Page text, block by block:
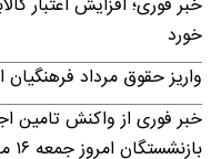
خورد
واریز حقوق مرداد
خبر فوری از واکنش تامین
بازنشستگان امروز جمعه ۱۶ مرداد ۱۴۰۵